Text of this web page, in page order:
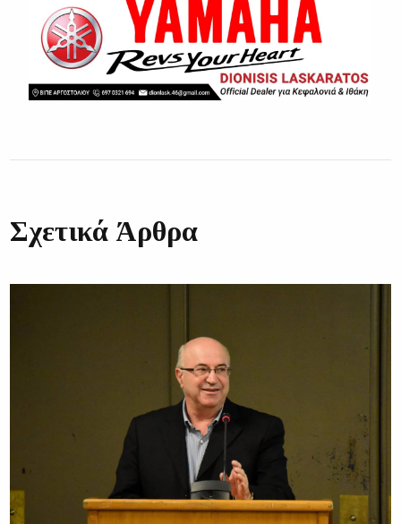
Σχετικά Άρθρα